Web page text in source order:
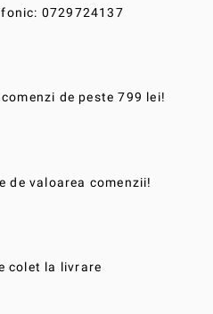
0729724137
de peste 799 lei!
de valoarea comenzii!
colet la livrare